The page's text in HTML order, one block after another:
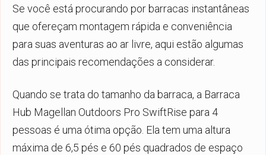
Se você está procurando por barracas instantâneas
que ofereçam montagem rápida e conveniência
para suas aventuras ao ar livre, aqui estão algumas
das principais recomendações a considerar.
Quando se trata do tamanho da barraca, a Barraca
Hub Magellan Outdoors Pro SwiftRise para 4
pessoas é uma ótima opção. Ela tem uma altura
máxima de 6,5 pés e 60 pés quadrados de espaço